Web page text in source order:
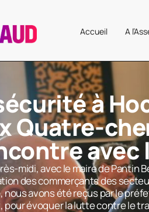
Accueil A
à
Quatre-
avec
midi, avec le maire de Pantin
des commerçants des
nous avons été reçus par le
pour évoquer la lutte contre le